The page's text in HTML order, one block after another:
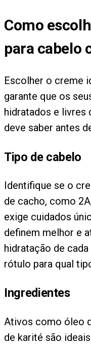
Como
para cabelo
Escolher o creme
garante que os
hidratados e livres
deve saber antes
Tipo de cabelo
Identifique se o
de cacho, como
exige cuidados
definem melhor e
hidratação de
rótulo para qual
Ingredientes
Ativos como óleo
de karité são